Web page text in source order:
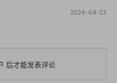
2024-04-23
后才能发表评论